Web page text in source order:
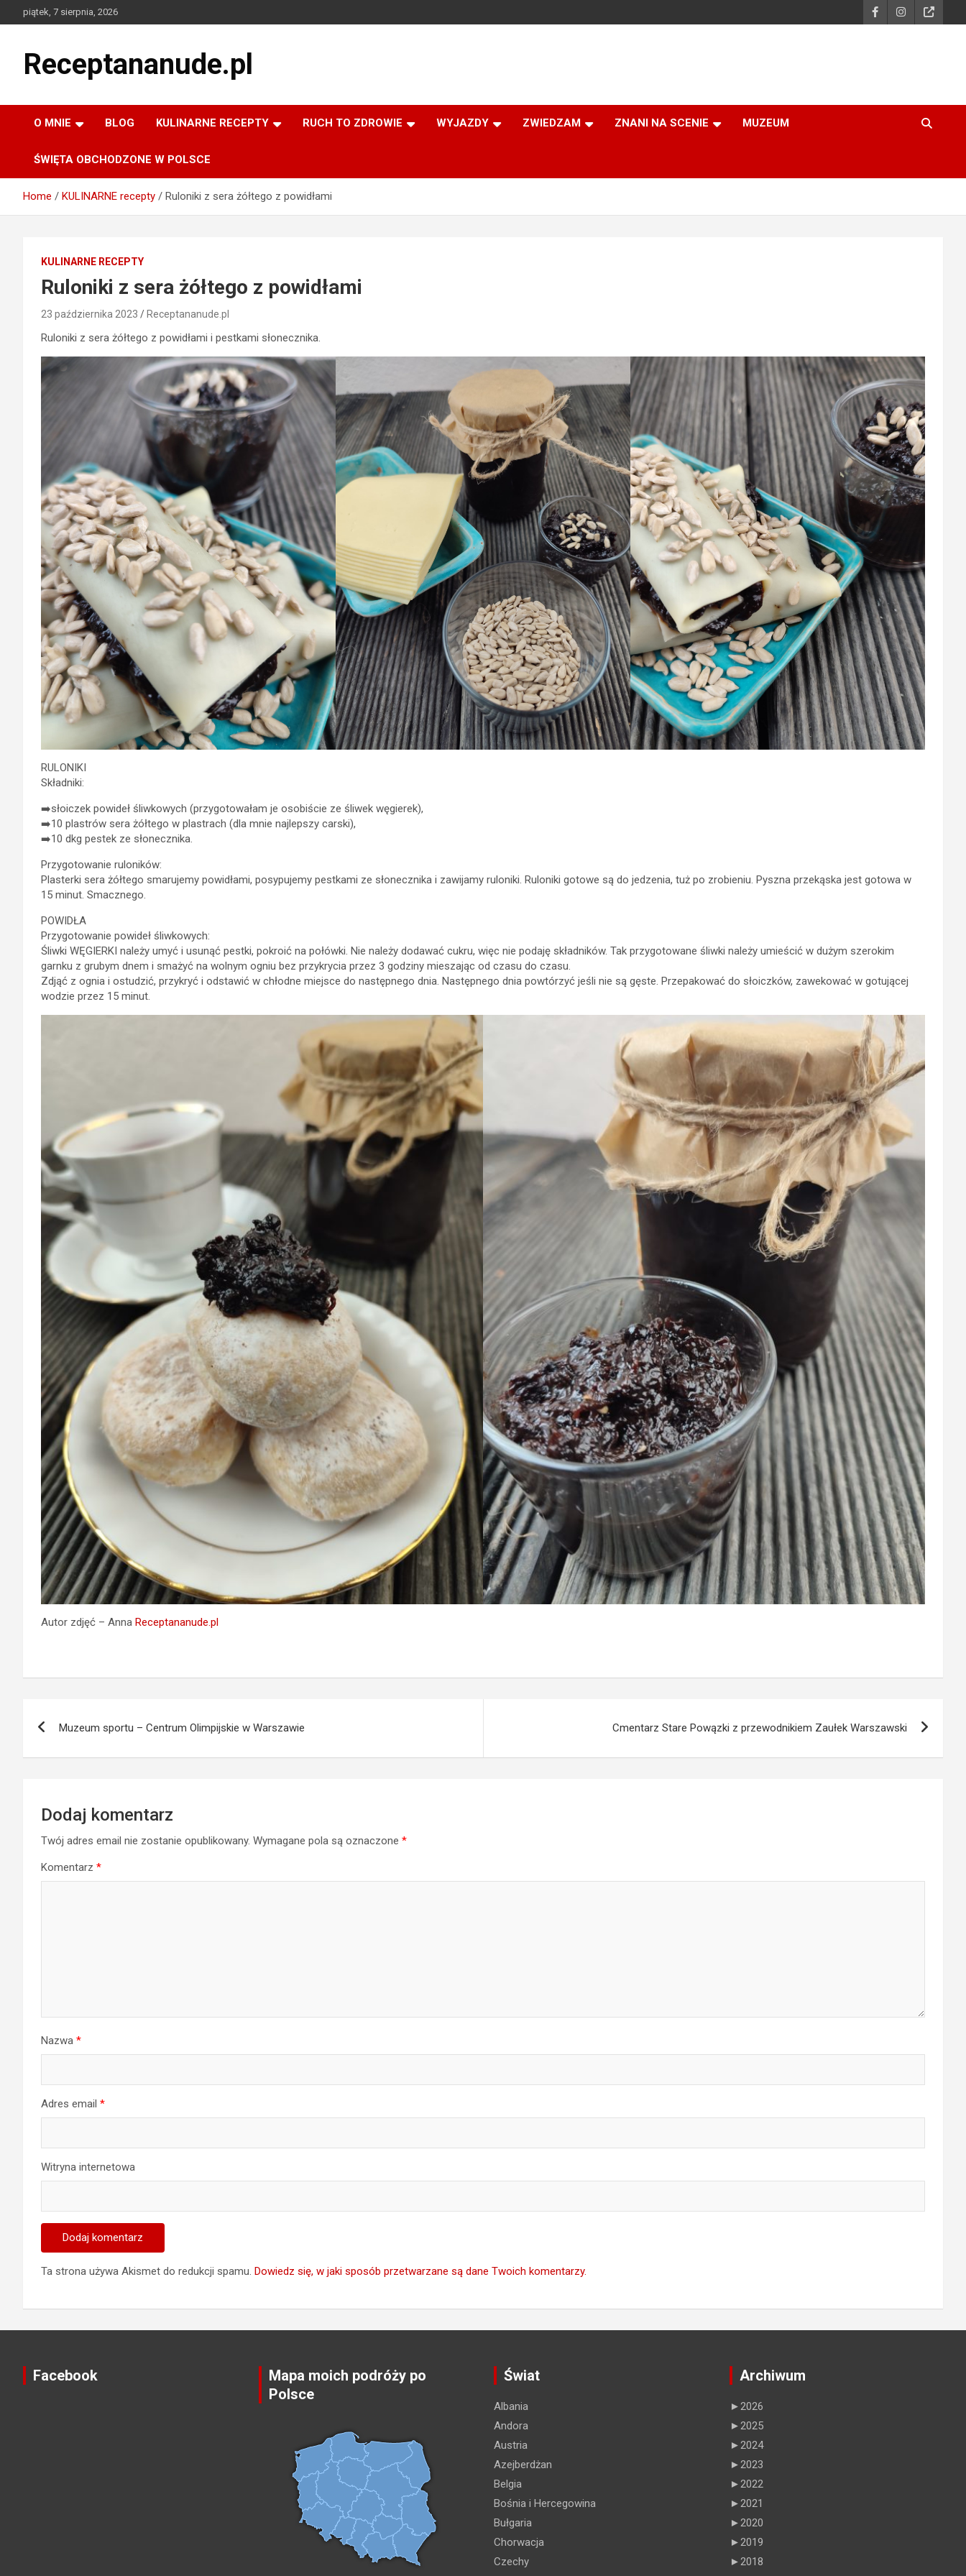
to
piątek, 7 sierpnia, 2026
Receptananude.pl
O MNIE BLOG KULINARNE RECEPTY RUCH TO ZDROWIE WYJAZDY ZWIEDZAM ZNANI NA SCENIE MUZEUM
ŚWIĘTA OBCHODZONE W POLSCE
Home KULINARNE recepty Ruloniki z sera żółtego z powidłami
KULINARNE RECEPTY
Ruloniki z sera żółtego z powidłami
23 października 2023 Receptananude.pl
Ruloniki z sera żółtego z powidłami i pestkami słonecznika.
RULONIKI
Składniki:
➡️słoiczek powideł śliwkowych (przygotowałam je osobiście ze śliwek węgierek),
➡️10 plastrów sera żółtego w plastrach (dla mnie najlepszy carski),
➡️10 dkg pestek ze słonecznika.
Przygotowanie ruloników:
Plasterki sera żółtego smarujemy powidłami, posypujemy pestkami ze słonecznika i zawijamy ruloniki. Ruloniki gotowe są do jedzenia, tuż po zrobieniu. Pyszna przekąska jest gotowa w
15 minut. Smacznego.
POWIDŁA
Przygotowanie powideł śliwkowych:
Śliwki WĘGIERKI należy umyć i usunąć pestki, pokroić na połówki. Nie należy dodawać cukru, więc nie podaję składników. Tak przygotowane śliwki należy umieścić w dużym szerokim
garnku z grubym dnem i smażyć na wolnym ogniu bez przykrycia przez 3 godziny mieszając od czasu do czasu.
Zdjąć z ognia i ostudzić, przykryć i odstawić w chłodne miejsce do następnego dnia. Następnego dnia powtórzyć jeśli nie są gęste. Przepakować do słoiczków, zawekować w gotującej
wodzie przez 15 minut.
Autor zdjęć – Anna Receptananude.pl
Muzeum sportu – Centrum Olimpijskie w Warszawie Cmentarz Stare Powązki z przewodnikiem Zaułek Warszawski
Dodaj komentarz
Twój adres email nie zostanie opublikowany. Wymagane pola są oznaczone *
Komentarz *
Nazwa *
Adres email *
Witryna internetowa
Ta strona używa Akismet do redukcji spamu. Dowiedz się, w jaki sposób przetwarzane są dane Twoich komentarzy.
Facebook
Mapa moich podróży po
Polsce
Świat
Albania
Andora
Austria
Azejberdżan
Belgia
Bośnia i Hercegowina
Bułgaria
Chorwacja
Czechy
Archiwum
►2026
►2025
►2024
►2023
►2022
►2021
►2020
►2019
►2018